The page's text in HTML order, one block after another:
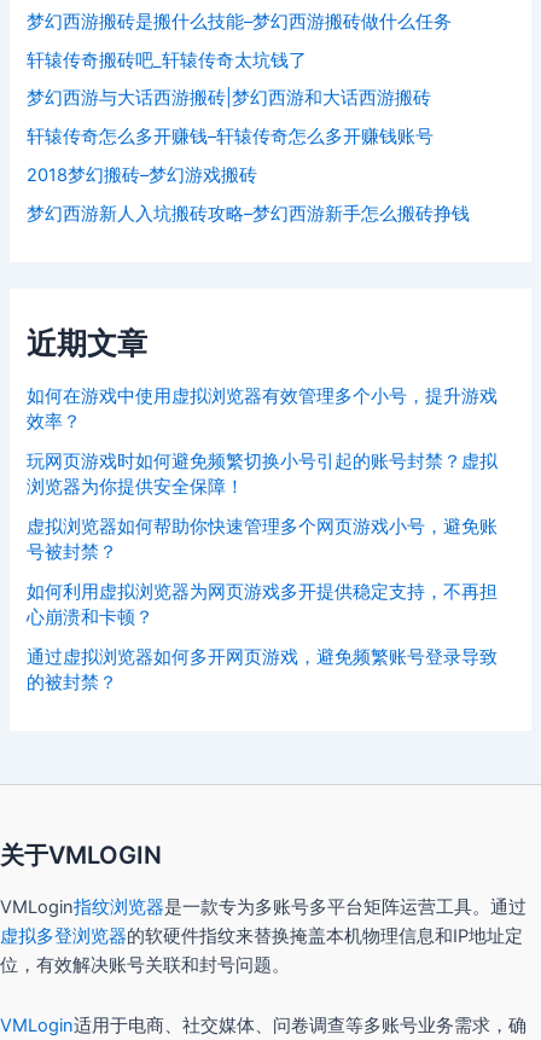
梦幻西游搬砖是搬什么技能–梦幻西游搬砖做什么任务
轩辕传奇搬砖吧_轩辕传奇太坑钱了
梦幻西游与大话西游搬砖|梦幻西游和大话西游搬砖
轩辕传奇怎么多开赚钱–轩辕传奇怎么多开赚钱账号
2018梦幻搬砖–梦幻游戏搬砖
梦幻西游新人入坑搬砖攻略–梦幻西游新手怎么搬砖挣钱
近期文章
如何在游戏中使用虚拟浏览器有效管理多个小号，提升游戏
效率？
玩网页游戏时如何避免频繁切换小号引起的账号封禁？虚拟
浏览器为你提供安全保障！
虚拟浏览器如何帮助你快速管理多个网页游戏小号，避免账
号被封禁？
如何利用虚拟浏览器为网页游戏多开提供稳定支持，不再担
心崩溃和卡顿？
通过虚拟浏览器如何多开网页游戏，避免频繁账号登录导致
的被封禁？
关于VMLOGIN
VMLogin指纹浏览器是一款专为多账号多平台矩阵运营工具。通过
虚拟多登浏览器的软硬件指纹来替换掩盖本机物理信息和IP地址定
位，有效解决账号关联和封号问题。
VMLogin适用于电商、社交媒体、问卷调查等多账号业务需求，确